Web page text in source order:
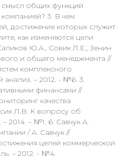
смысл общих функций
3. В чем
достижение которых служит
как изменяются цели
Ю.А., Совик Л.Е., Зенин
и общего менеджмента //
комплексного
– 2012. - №6. 3.
финансами //
качества
Л.В. К вопросу об
– №1. 6. Савчук А.
/ А. Савчук //
целей коммерческой
– 2012. - №4.